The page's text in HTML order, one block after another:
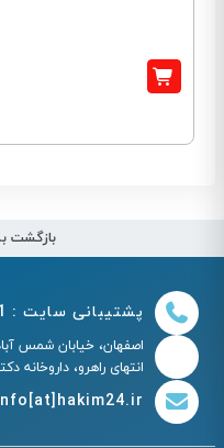
بازگشت
پشتیبانی سایت : 02128423151
اصفهان، خیابان شمس
انتهای راهرو، داروخانه